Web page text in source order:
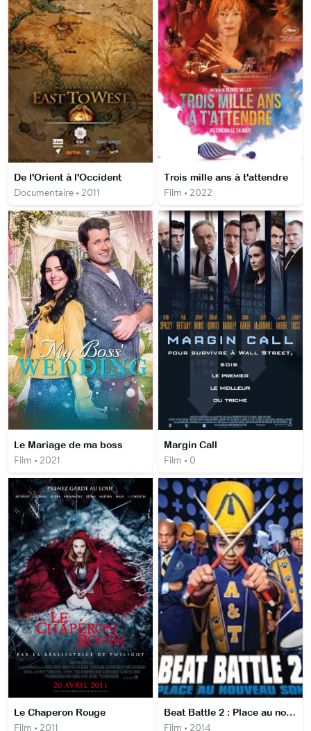
De l'Orient à l'Occident
Documentaire • 2011
Trois mille ans à t'attendre
Film • 2022
Le Mariage de ma boss
Film • 2021
Margin Call
Film • 0
Le Chaperon Rouge
Film • 2011
Beat Battle 2 : Place au nouveau son
Film • 2014